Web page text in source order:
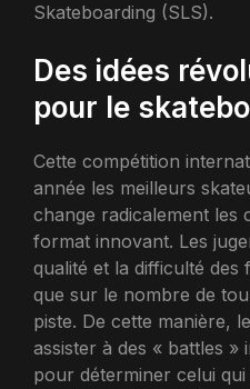
Skateboarding (SLS).
Des idées
pour le
Cette compétition
année les meilleurs
change radicalement les
format innovant. Les
qualité et la difficulté des
que sur le nombre de
piste. De cette manière,
assister à des « battles »
pour déterminer celui